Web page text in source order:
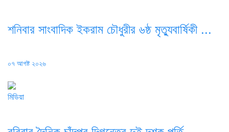
শনিবার সাংবাদিক ইকরাম চৌধুরীর ৬ষ্ঠ মৃত্যুবার্ষিকী ...
Posted
০৭ আগষ্ট ২০২৬
মিডিয়া